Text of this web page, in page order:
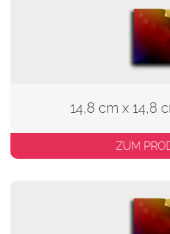
14,8 cm x 14,8
ZUM